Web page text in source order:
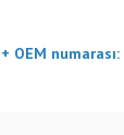
+ OEM numarası: